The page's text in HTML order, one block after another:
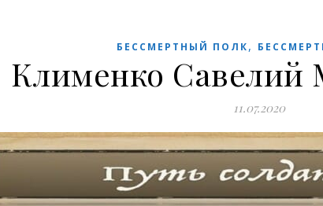
БЕССМЕРТНЫЙ ПОЛК,
Клименко Савелий
11.07.2020